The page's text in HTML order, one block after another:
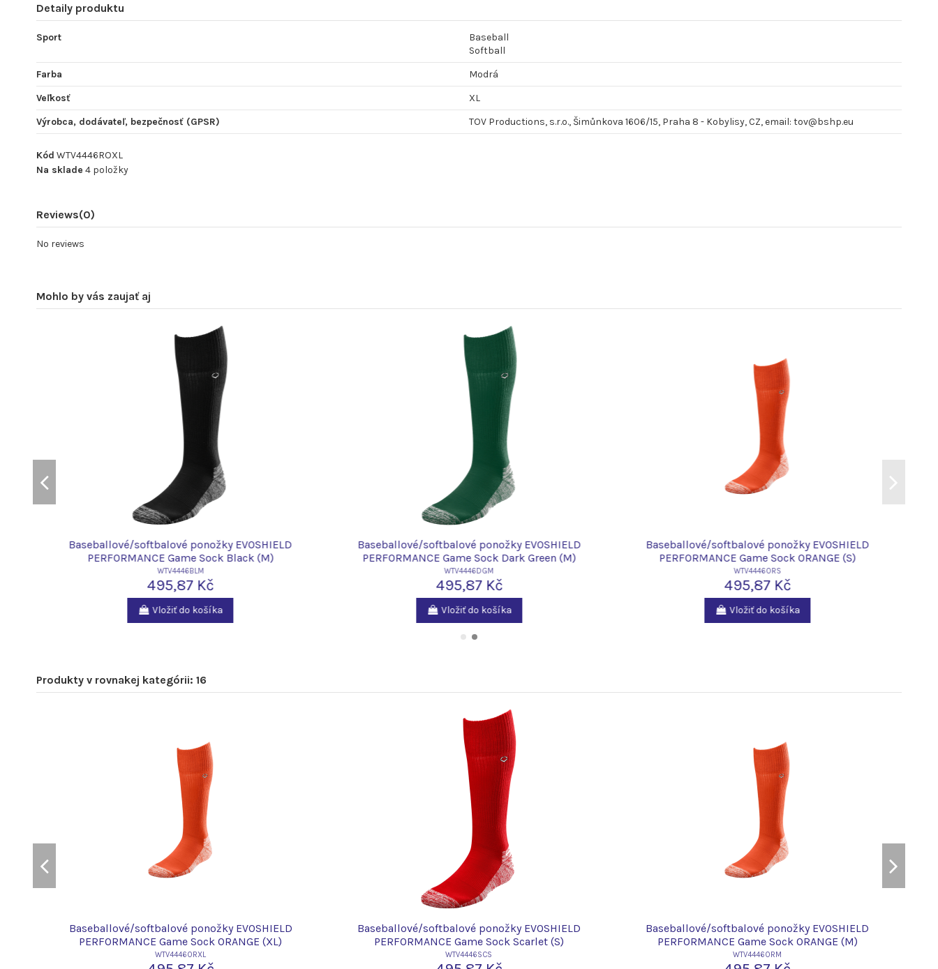
Detaily produktu
Sport
Baseball
Softball
Farba
Modrá
Veľkosť
XL
Výrobca, dodávateľ, bezpečnosť (GPSR)
TOV Productions, s.r.o., Šimůnkova 1606/15, Praha 8 - Kobylisy, CZ, email: tov@bshp.eu
Kód WTV4446ROXL
Na sklade 4 položky
Reviews(0)
No reviews
Mohlo by vás zaujať aj
Baseballové/softbalové ponožky EVOSHIELD
PERFORMANCE Game Sock Black (M)
WTV4446BLM
495,87 Kč
Vložiť do košíka
Baseballové/softbalové ponožky EVOSHIELD
PERFORMANCE Game Sock Dark Green (M)
WTV4446DGM
495,87 Kč
Vložiť do košíka
Baseballové/softbalové ponožky EVOSHIELD
PERFORMANCE Game Sock ORANGE (S)
WTV4446ORS
495,87 Kč
Vložiť do košíka
Produkty v rovnakej kategórii: 16
Baseballové/softbalové ponožky EVOSHIELD
PERFORMANCE Game Sock ORANGE (XL)
WTV4446ORXL
Baseballové/softbalové ponožky EVOSHIELD
PERFORMANCE Game Sock Scarlet (S)
WTV4446SCS
Baseballové/softbalové ponožky EVOSHIELD
PERFORMANCE Game Sock ORANGE (M)
WTV4446ORM